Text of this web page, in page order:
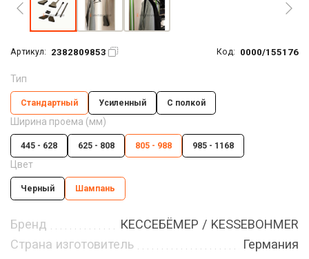
Артикул: 2382809853 Код: 0000/155176
Тип
Стандартный Усиленный С полкой
Ширина проема (мм)
445 - 628 625 - 808 805 - 988 985 - 1168
Цвет
Черный Шампань
Бренд
КЕССЕБЁМЕР / KESSEBOHMER
Страна изготовитель
Германия